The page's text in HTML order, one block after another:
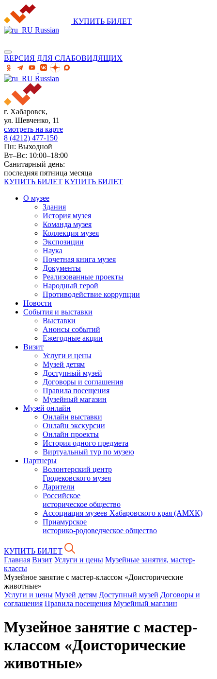
КУПИТЬ БИЛЕТ
Russian
ВЕРСИЯ ДЛЯ СЛАБОВИДЯЩИХ
Russian
г. Хабаровск,
ул. Шевченко, 11
смотреть на карте
8 (4212) 477-150
Пн: Выходной
Вт–Вс: 10:00–18:00
Санитарный день:
последняя пятница месяца
КУПИТЬ БИЛЕТ КУПИТЬ БИЛЕТ
О музее
Здания
История музея
Команда музея
Коллекция музея
Экспозиции
Наука
Почетная книга музея
Документы
Реализованные проекты
Народный герой
Противодействие коррупции
Новости
События и выставки
Выставки
Анонсы событий
Ежегодные акции
Визит
Услуги и цены
Музей детям
Доступный музей
Договоры и соглашения
Правила посещения
Музейный магазин
Музей онлайн
Онлайн выставки
Онлайн экскурсии
Онлайн проекты
История одного предмета
Виртуальный тур по музею
Партнеры
Волонтерский центр
Гродековского музея
Дарители
Российское
историческое общество
Ассоциация музеев Хабаровского края (АМХК)
Приамурское
историко-родоведческое общество
КУПИТЬ БИЛЕТ
Главная Визит Услуги и цены Музейные занятия, мастер-
классы
Музейное занятие с мастер-классом «Доисторические
животные»
Услуги и цены Музей детям Доступный музей Договоры и
соглашения Правила посещения Музейный магазин
Музейное занятие с мастер-
классом «Доисторические
животные»